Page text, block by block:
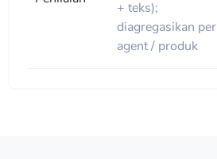
+ teks);
diagregasikan per
agent / produk